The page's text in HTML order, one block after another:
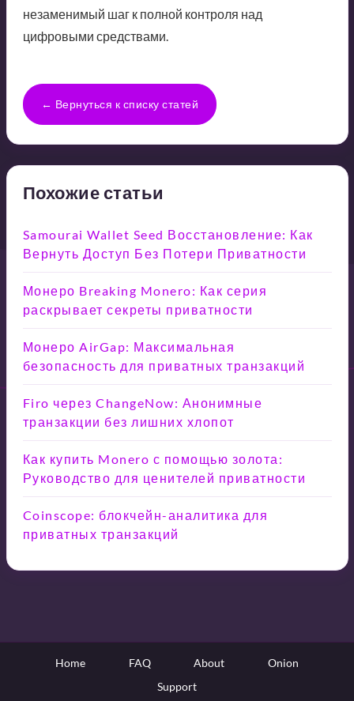
незаменимый шаг к полной контроля над
цифровыми средствами.
← Вернуться к списку статей
Похожие статьи
Samourai Wallet Seed Восстановление: Как
Вернуть Доступ Без Потери Приватности
Монеро Breaking Monero: Как серия
раскрывает секреты приватности
Монеро AirGap: Максимальная
безопасность для приватных транзакций
Firo через ChangeNow: Анонимные
транзакции без лишних хлопот
Как купить Monero с помощью золота:
Руководство для ценителей приватности
Coinscope: блокчейн-аналитика для
приватных транзакций
Home FAQ About
Onion
Support